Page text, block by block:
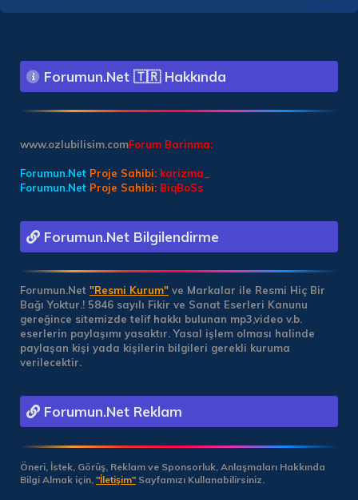
Forumun.Net 🇹🇷 Hakkında
Forum Barinma:
www.ozlubilisim.com
Forumun.Net Proje Sahibi: karizma_
Forumun.Net Proje Sahibi: BiqBoSs
Forumun.Net Bilgilendirme
Forumun.Net "Resmi Kurum" ve Markalar ile Resmi Hiç Bir
Bağı Yoktur.! 5846 sayılı Fikir ve Sanat Eserleri Kanunu
gereğince sitemizde telif hakkı bulunan mp3,video v.b.
eserlerin paylaşımı yasaktır. Yasal işlem olması halinde
paylaşan kişi yada kişilerin bilgileri gerekli kuruma
verilecektir.
Forumun.Net Reklam
Öneri, İstek, Görüş, Reklam ve Sponsorluk, Anlaşmaları Hakkında
Bilgi Almak için, "İletişim" Sayfamızı Kullanabilirsiniz.